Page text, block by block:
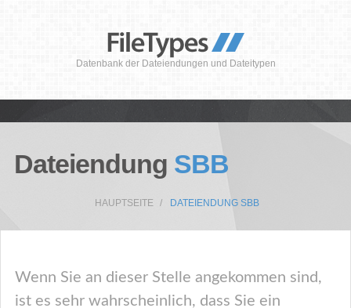
Datenbank der Dateiendungen und Dateitypen
Dateiendung SBB
HAUPTSEITE DATEIENDUNG SBB
Wenn Sie an dieser Stelle angekommen sind,
ist es sehr wahrscheinlich, dass Sie ein